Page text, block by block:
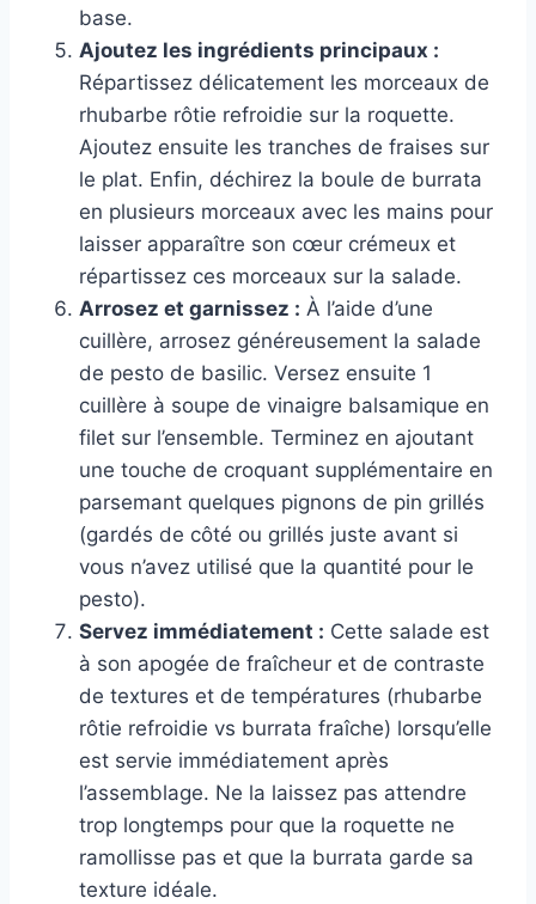
base.
Ajoutez les ingrédients principaux :
Répartissez délicatement les morceaux de
rhubarbe rôtie refroidie sur la roquette.
Ajoutez ensuite les tranches de fraises sur
le plat. Enfin, déchirez la boule de burrata
en plusieurs morceaux avec les mains pour
laisser apparaître son cœur crémeux et
répartissez ces morceaux sur la salade.
Arrosez et garnissez : À l’aide d’une
cuillère, arrosez généreusement la salade
de pesto de basilic. Versez ensuite 1
cuillère à soupe de vinaigre balsamique en
filet sur l’ensemble. Terminez en ajoutant
une touche de croquant supplémentaire en
parsemant quelques pignons de pin grillés
(gardés de côté ou grillés juste avant si
vous n’avez utilisé que la quantité pour le
pesto).
Servez immédiatement : Cette salade est
à son apogée de fraîcheur et de contraste
de textures et de températures (rhubarbe
rôtie refroidie vs burrata fraîche) lorsqu’elle
est servie immédiatement après
l’assemblage. Ne la laissez pas attendre
trop longtemps pour que la roquette ne
ramollisse pas et que la burrata garde sa
texture idéale.